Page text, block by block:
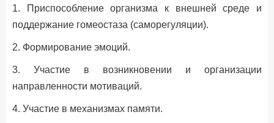
1. Приспособление организма к внешней среде и
поддержание гомеостаза (саморегуляции).
2. Формирование эмоций.
3. Участие в возникновении и организации
направленности мотиваций.
4. Участие в механизмах памяти.